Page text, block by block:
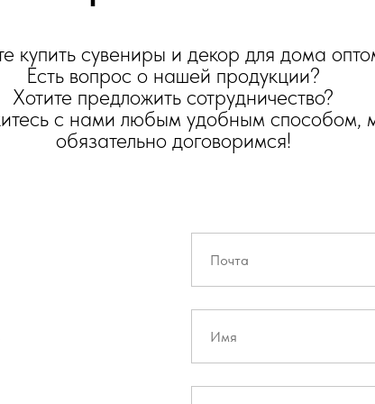
купить сувениры и декор для дома
Есть вопрос о нашей продукции?
Хотите предложить сотрудничество?
с нами любым удобным способом,
обязательно договоримся!